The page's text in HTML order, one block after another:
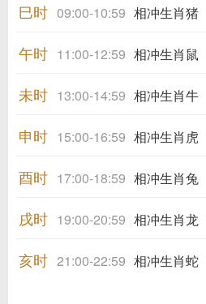
巳时 09:00-10:59 相冲生肖猪
午时 11:00-12:59 相冲生肖鼠
未时 13:00-14:59 相冲生肖牛
申时 15:00-16:59 相冲生肖虎
酉时 17:00-18:59 相冲生肖兔
戌时 19:00-20:59 相冲生肖龙
亥时 21:00-22:59 相冲生肖蛇